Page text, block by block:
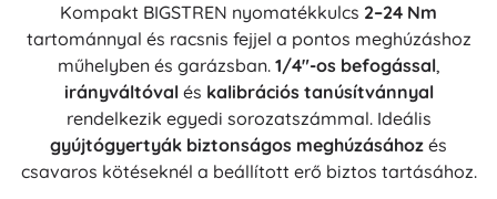
Kompakt BIGSTREN nyomatékkulcs 2–24 Nm
tartománnyal és racsnis fejjel a pontos meghúzáshoz
műhelyben és garázsban. 1/4"-os befogással,
irányváltóvalés kalibrációs tanúsítvánnyal
rendelkezik egyedi sorozatszámmal. Ideális
gyújtógyertyák biztonságos meghúzásához és
csavaros kötéseknél a beállított erő biztos tartásához.